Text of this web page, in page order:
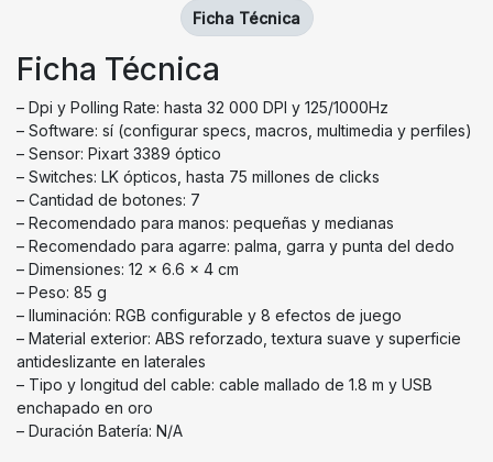
Ficha Técnica
– Dpi y Polling Rate: hasta 32 000 DPI y 125/1000Hz
– Software: sí (configurar specs, macros, multimedia y perfiles)
– Sensor: Pixart 3389 óptico
– Switches: LK ópticos, hasta 75 millones de clicks
– Cantidad de botones: 7
– Recomendado para manos: pequeñas y medianas
– Recomendado para agarre: palma, garra y punta del dedo
– Dimensiones: 12 x 6.6 x 4 cm
– Peso: 85 g
– Iluminación: RGB configurable y 8 efectos de juego
– Material exterior: ABS reforzado, textura suave y superficie
antideslizante en laterales
– Tipo y longitud del cable: cable mallado de 1.8 m y USB
enchapado en oro
– Duración Batería: N/A
Ficha Técnica